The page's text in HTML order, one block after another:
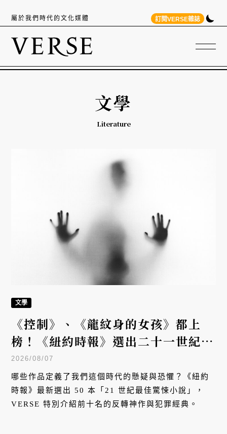
屬於我們時代的文化媒體 訂閱VERSE雜誌
文學
Literature
文學
《控制》、《龍紋身的女孩》都上
榜！《紐約時報》選出二十一世紀五
十大驚悚小說！前十名有哪些？
2026/08/07
哪些作品定義了我們這個時代的懸疑與恐懼？《紐約
時報》最新選出 50 本「21 世紀最佳驚悚小說」，
VERSE 特別介紹前十名的反轉神作與犯罪經典。